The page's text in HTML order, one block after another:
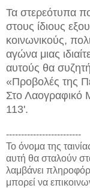
Τα στερεότυπα
στους ίδιους
κοινωνικούς,
αγώνα μιας
αυτούς θα
«Προβολές της
Στο Λαογραφικό
113'.
-------------------------
Το όνομα της
αυτή θα σταλούν
λαμβάνει
μπορεί να